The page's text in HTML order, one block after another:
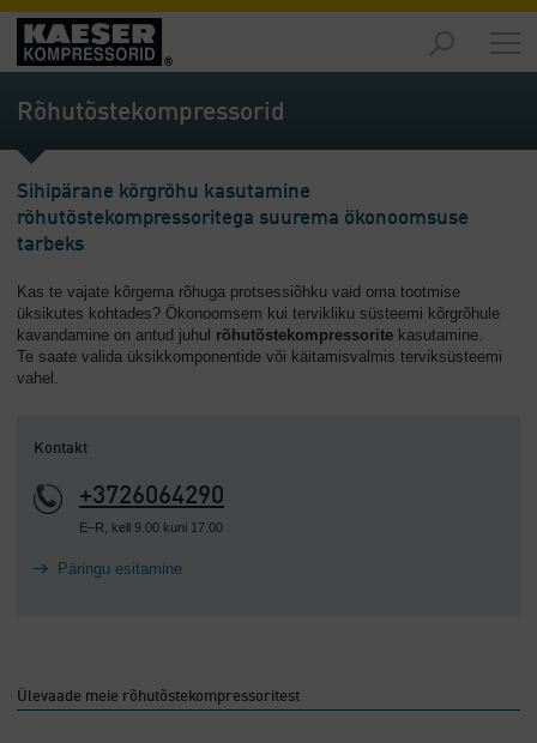
Turud
-
Ülevaade
-
Ülevaade
-
Ülevaade
Teenused
Ülevaade
Rõhutõstekompressorid
Sihipärane kõrgrõhu kasutamine
rõhutõstekompressoritega suurema ökonoomsuse
tarbeks
Kas te vajate kõrgema rõhuga protsessiõhku vaid oma tootmise
üksikutes kohtades? Ökonoomsem kui tervikliku süsteemi kõrgrõhule
kavandamine on antud juhul rõhutõstekompressorite kasutamine.
Te saate valida üksikkomponentide või käitamisvalmis terviksüsteemi
vahel.
Kontakt
+3726064290
E–R, kell 9.00 kuni 17.00
Päringu esitamine
Ülevaade meie rõhutõstekompressoritest